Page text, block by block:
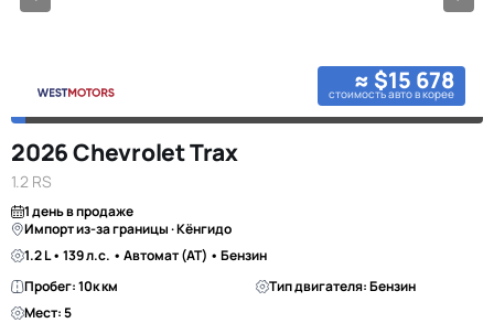
≈ $15 678
стоимость авто в корее
2026 Chevrolet Trax
1.2 RS
1 день в продаже
Импорт из-за границы · Кёнгидо
1.2 L • 139 л.с. • Автомат (AT) • Бензин
Пробег: 10к км
Тип двигателя: Бензин
Мест: 5